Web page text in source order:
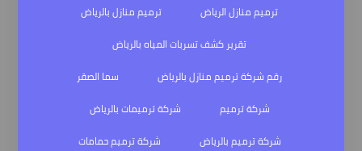
ترميم منازل الرياض
ترميم منازل بالرياض
تقرير كشف تسربات المياه بالرياض
رقم شركة ترميم منازل بالرياض
سما الصقر
شركة ترميم
شركة ترميمات بالرياض
شركة ترميم بالرياض
شركة ترميم حمامات